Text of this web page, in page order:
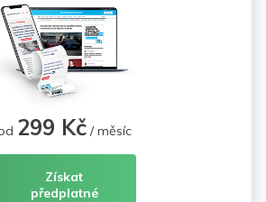
299 Kč/ měsíc
Získat
předplatné